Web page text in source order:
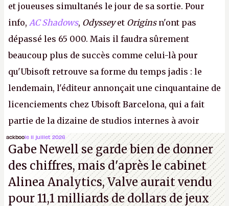
et joueuses simultanés le jour de sa sortie. Pour
info, AC Shadows, Odysseyet Originsn'ont pas
dépassé les 65 000. Mais il faudra sûrement
beaucoup plus de succès comme celui-là pour
qu'Ubisoft retrouve sa forme du temps jadis : le
lendemain, l'éditeur annonçait une cinquantaine de
licenciements chez Ubisoft Barcelona, qui a fait
partie de la dizaine de studios internes à avoir
travaillé sur cetAssassin's Creedsous la direction
d'Ubisoft Singapour.A.
ackboole 11 juillet 2026
Gabe Newell se garde bien de donner
des chiffres, mais d'après le cabinet
Alinea Analytics, Valve aurait vendu
pour 11,1 milliards de dollars de jeux